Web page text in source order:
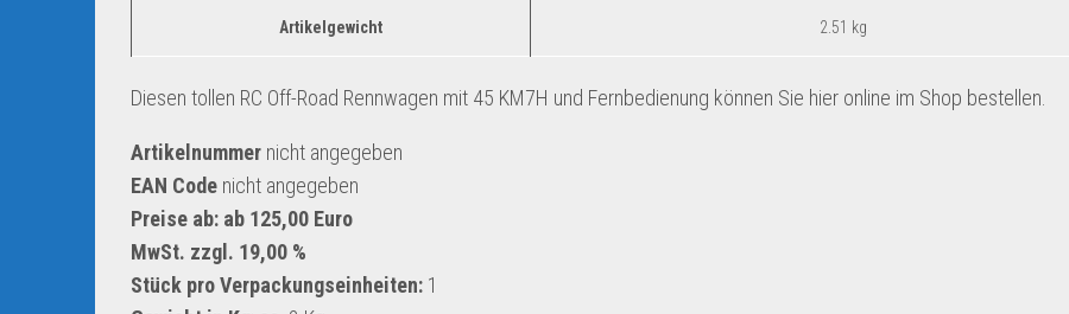
Artikelgewicht ‎2.51 kg
Diesen tollen RC Off-Road Rennwagen mit 45 KM7H und Fernbedienung können Sie hier online im Shop bestellen.
Artikelnummer nicht angegeben
EAN Code nicht angegeben
Preise ab: ab 125,00 Euro
MwSt. zzgl. 19,00 %
Stück pro Verpackungseinheiten: 1